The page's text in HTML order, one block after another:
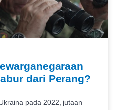
dari Perang?
pada 2022, jutaan